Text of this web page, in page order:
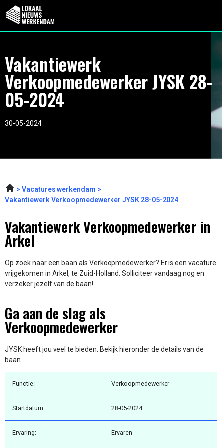
Vakantiewerk
Verkoopmedewerker JYSK 28-
05-2024
30-05-2024
Vacatures werkendam
Vakantiewerk Verkoopmedewerker JYSK 28-05-2024
Vakantiewerk Verkoopmedewerker in
Arkel
Op zoek naar een baan als Verkoopmedewerker? Er is een vacature
vrijgekomen in Arkel, te Zuid-Holland. Solliciteer vandaag nog en
verzeker jezelf van de baan!
Ga aan de slag als
Verkoopmedewerker
JYSK heeft jou veel te bieden. Bekijk hieronder de details van de
baan
Functie: Verkoopmedewerker
Startdatum: 28-05-2024
Ervaring: Ervaren